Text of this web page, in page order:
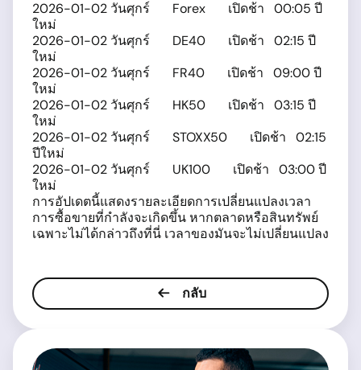
2026-01-02 วันศุกร์ Forex เปิดช้า 00:05 ปี
ใหม่
2026-01-02 วันศุกร์ DE40 เปิดช้า 02:15 ปี
ใหม่
2026-01-02 วันศุกร์ FR40 เปิดช้า 09:00 ปี
ใหม่
2026-01-02 วันศุกร์ HK50 เปิดช้า 03:15 ปี
ใหม่
2026-01-02 วันศุกร์ STOXX50 เปิดช้า 02:15
ปีใหม่
2026-01-02 วันศุกร์ UK100 เปิดช้า 03:00 ปี
ใหม่
การอัปเดตนี้แสดงรายละเอียดการเปลี่ยนแปลงเวลา
การซื้อขายที่กำลังจะเกิดขึ้น หากตลาดหรือสินทรัพย์
เฉพาะไม่ได้กล่าวถึงที่นี่ เวลาของมันจะไม่เปลี่ยนแปลง
กลับ